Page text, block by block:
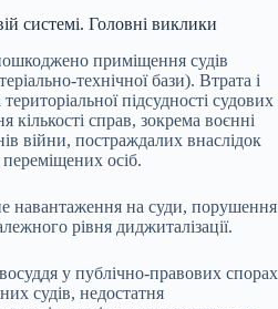
системі. Головні виклики
приміщення судів
технічної бази). Втрата і
підсудності судових
кількості справ, зокрема воєнні
війни, постраждалих внаслідок
переміщених осіб.
навантаження на суди, порушення
рівня диджиталізації.
у публічно-правових спорах
судів, недостатня